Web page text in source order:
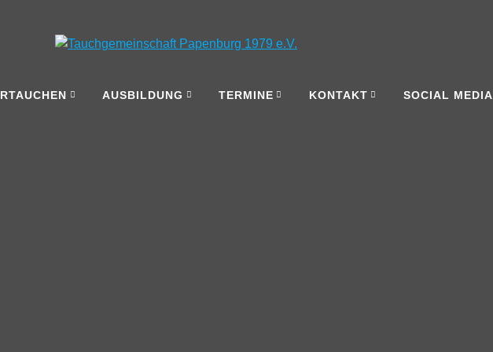
AUSBILDUNG TERMINE KONTAKT SOCIAL MEDIA